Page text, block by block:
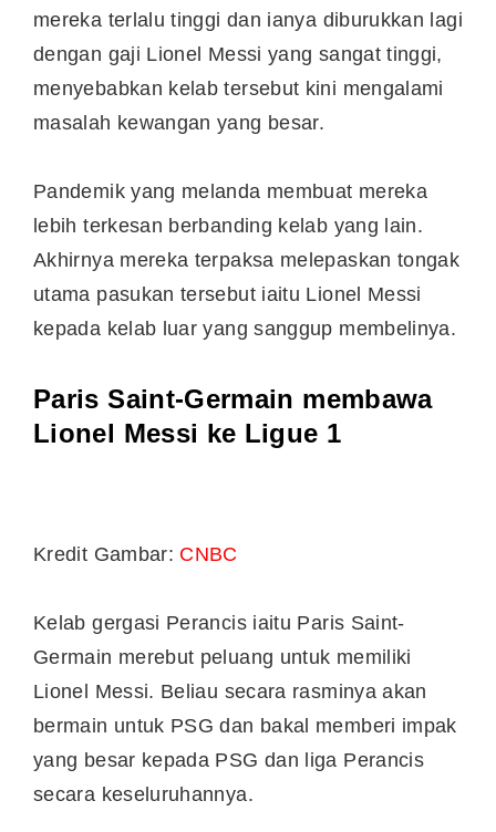
mereka terlalu tinggi dan ianya diburukkan lagi
dengan gaji Lionel Messi yang sangat tinggi,
menyebabkan kelab tersebut kini mengalami
masalah kewangan yang besar.
Pandemik yang melanda membuat mereka
lebih terkesan berbanding kelab yang lain.
Akhirnya mereka terpaksa melepaskan tongak
utama pasukan tersebut iaitu Lionel Messi
kepada kelab luar yang sanggup membelinya.
Paris Saint-Germain membawa
Lionel Messi ke Ligue 1
Kredit Gambar: CNBC
Kelab gergasi Perancis iaitu Paris Saint-
Germain merebut peluang untuk memiliki
Lionel Messi. Beliau secara rasminya akan
bermain untuk PSG dan bakal memberi impak
yang besar kepada PSG dan liga Perancis
secara keseluruhannya.